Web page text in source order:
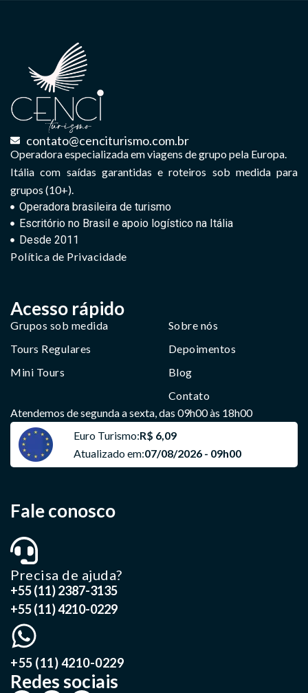
contato@cenciturismo.com.br
Operadora especializada em viagens de grupo pela Europa.
Itália com saídas garantidas e roteiros sob medida para
grupos (10+).
Operadora brasileira de turismo
Escritório no Brasil e apoio logístico na Itália
Desde 2011
Política de Privacidade
Acesso rápido
Grupos sob medida
Tours Regulares
Mini Tours
Sobre nós
Depoimentos
Blog
Contato
Atendemos de segunda a sexta, das 09h00 às 18h00
Euro Turismo:R$ 6,09
Atualizado em:07/08/2026 - 09h00
Fale conosco
Precisa de ajuda?
+55 (11) 2387-3135
+55 (11) 4210-0229
+55 (11) 4210-0229
Redes sociais